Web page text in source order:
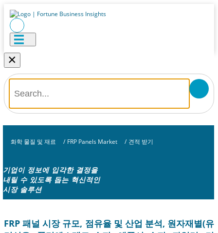
×
화학 물질 및 재료 / FRP Panels Market / 견적 받기
기업이 정보에 입각한 결정을
내릴 수 있도록 돕는 혁신적인
시장 솔루션
FRP 패널 시장 규모, 점유율 및 산업 분석, 원자재별(유